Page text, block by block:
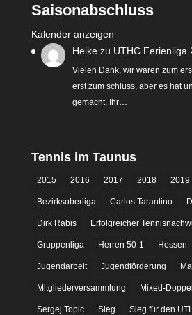
Saisonabschluss
Kalender anzeigen
Heike zu UTHC Ferienliga
Vielen Dank, wir waren zum
erst zum schluss, aber es hat
gemacht. Ihr…
Tennis im Taunus
2015 2016 2017 2018 2019
Bezirksoberliga Carlos Tarantino
Dirk Rabis Erfolgreicher
Gruppenliga Herren 50-1 Hessen
Jugendarbeit Jugendförderung
Mitgliederversammlung Mixed-Doppel
Sergej Topic Sieg Sieg für den